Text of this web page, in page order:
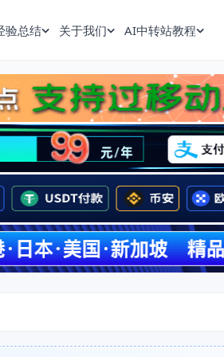
验总结 关于我们 AI中转站教程